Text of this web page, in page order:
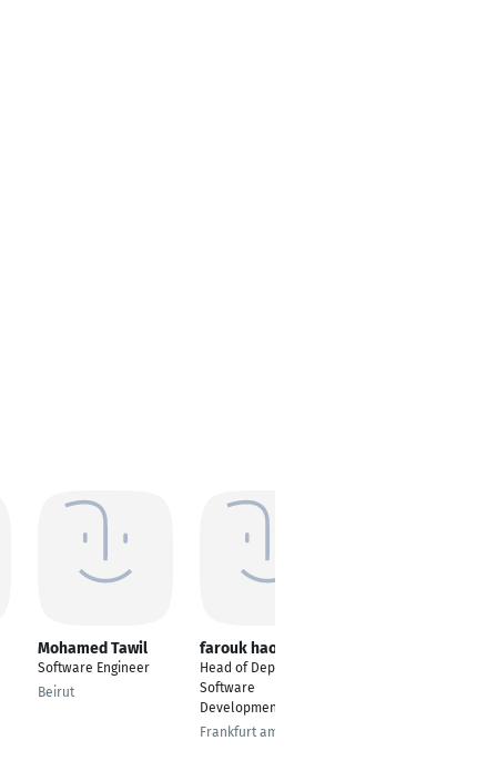
Mohamed Tawil
Software Engineer
Beirut
farouk haouami
Head of Department
Software
Development
Frankfurt am Main